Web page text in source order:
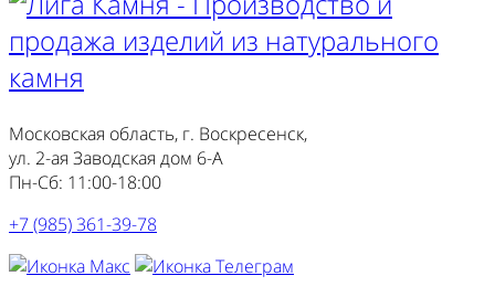
Московская область, г. Воскресенск,
ул. 2-ая Заводская дом 6-А
Пн-Сб: 11:00-18:00
+7 (985) 361-39-78